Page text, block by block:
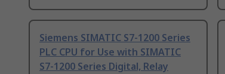
Siemens SIMATIC S7-1200 Series
PLC CPU for Use with SIMATIC
S7-1200 Series Digital, Relay